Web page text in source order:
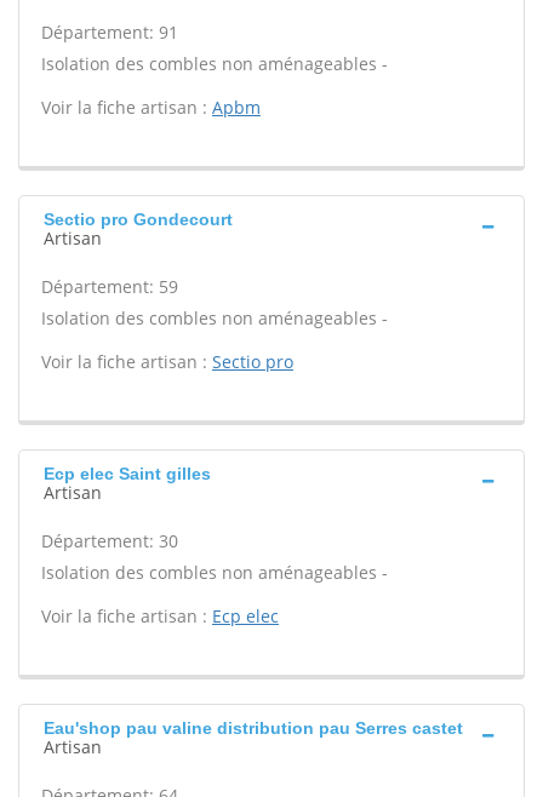
Département: 91
Isolation des combles non aménageables -
Voir la fiche artisan : Apbm
Sectio pro Gondecourt
Artisan
Département: 59
Isolation des combles non aménageables -
Voir la fiche artisan : Sectio pro
Ecp elec Saint gilles
Artisan
Département: 30
Isolation des combles non aménageables -
Voir la fiche artisan : Ecp elec
Eau'shop pau valine distribution pau Serres castet
Artisan